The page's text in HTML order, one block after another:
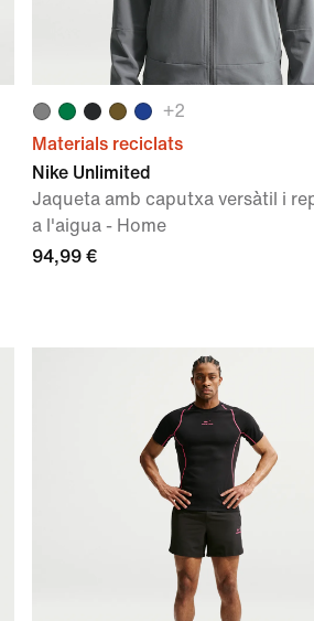
+2
Materials reciclats
Nike Unlimited
Jaqueta amb caputxa versàtil i
a l'aigua - Home
94,99 €